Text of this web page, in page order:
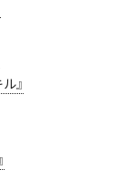
』